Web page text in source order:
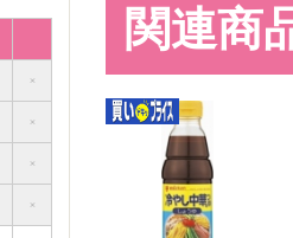
×
×
×
×
関連商